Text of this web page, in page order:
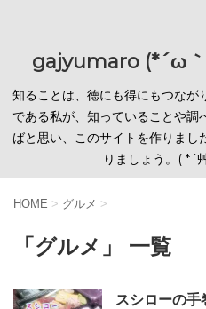
gajyumaro (*´ω｀
知ることは、徳にも得にもつなが
である私が、知っていることや
ばと思い、このサイトを作りまし
りましょう。(
HOME > グルメ >
「グルメ」 一覧
スシローの